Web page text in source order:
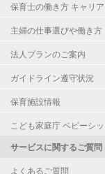
保育士の働き方 キャリア
主婦の仕事選びや働き方
法人プランのご案内
ガイドライン遵守状況
保育施設情報
こども家庭庁 ベビーシ
サービスに関するご質問
よくあるご質問